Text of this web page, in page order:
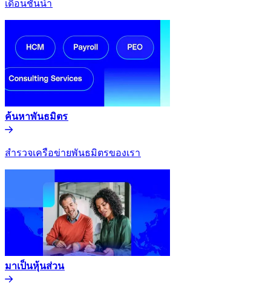
เดือนชั้นนำ​​
ค้นหาพันธมิตร​​
สำรวจเครือข่ายพันธมิตรของเรา​​
มาเป็นหุ้นส่วน​​